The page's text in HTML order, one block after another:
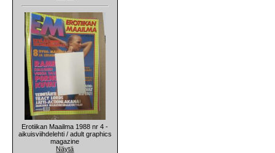
Erotiikan Maailma 1988 nr 4 -
aikuisviihdelehti / adult graphics
magazine
Näytä